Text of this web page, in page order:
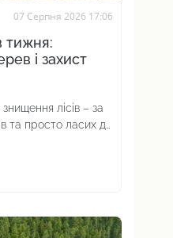
07 Серпня 2026 17:06
тижня:
і захист
лісів – за
та просто ласих до